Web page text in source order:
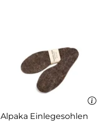
Alpaka Einlegesohlen